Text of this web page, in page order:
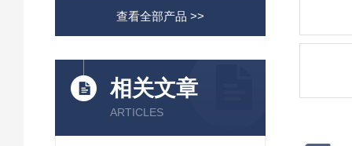
查看全部产品 >>
相关文章
ARTICLES